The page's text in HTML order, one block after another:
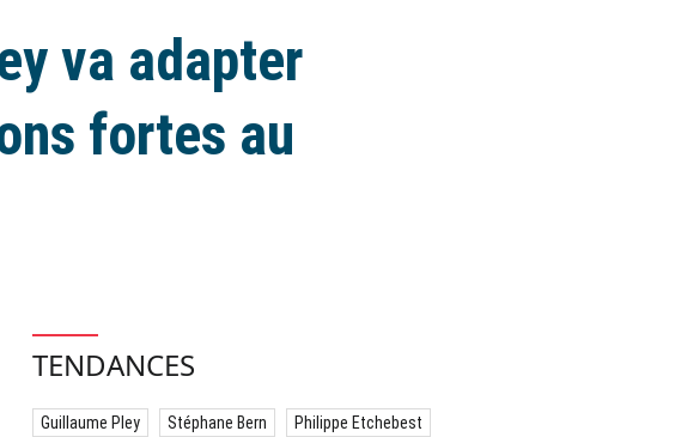
va adapter
fortes au
TENDANCES
Guillaume Pley Stéphane Bern Philippe Etchebest